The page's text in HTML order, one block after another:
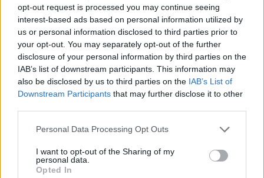
opt-out request is processed you may continue seeing
interest-based ads based on personal information utilized by
us or personal information disclosed to third parties prior to
your opt-out. You may separately opt-out of the further
disclosure of your personal information by third parties on the
IAB’s list of downstream participants. This information may
also be disclosed by us to third parties on the IAB’s List of
Downstream Participants that may further disclose it to other
Please note that this website/app uses one or more Google
not limited to your visit or usage behaviour. You may click to
grant or deny consent to Google and its third-party tags to
use your data for below specified purposes in below Google
Personal Data Processing Opt Outs
I want to opt-out of the Sharing of my
personal data.
Opted In
GYŐR TOVÁBBRA IS TAKARÉKOSKODIK: NEM
KAPCSOLJÁK VISSZA A DÍSZKIVILÁGÍTÁST, ÉS A
LEGTÖBB SZÖKŐKÚT SEM INDUL ÚJRA
Pintér Bence polgármester szerint az enyhülés csak átmeneti,
ezért az újabb hőhullámra készülve fenntartják a víz- és
energiahasználat csökkentésére hozott városi intézkedéseket.